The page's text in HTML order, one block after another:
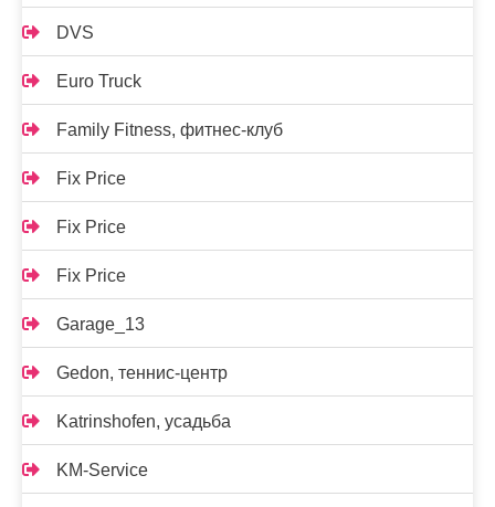
DVS
Euro Truck
Family Fitness, фитнес-клуб
Fix Price
Fix Price
Fix Price
Garage_13
Gedon, теннис-центр
Katrinshofen, усадьба
KM-Service